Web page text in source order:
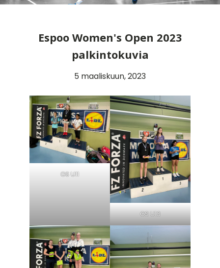
Espoo Women's Open 2023
palkintokuvia
5 maaliskuun, 2023
GS U11
GS U13